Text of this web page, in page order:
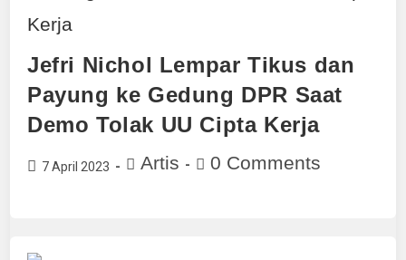
Jefri Nichol Lempar Tikus dan
Payung ke Gedung DPR Saat
Demo Tolak UU Cipta Kerja
7 April 2023 Artis 0 Comments